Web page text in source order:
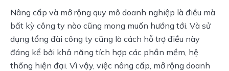
Nâng cấp và mở rộng quy mô doanh nghiệp là điều mà
bất kỳ công ty nào cũng mong muốn hướng tới. Và sử
dụng tổng đài công ty cũng là cách hỗ trợ điều này
đáng kể bởi khả năng tích hợp các phần mềm, hệ
thống hiện đại. Vì vậy, việc nâng cấp, mở rộng doanh